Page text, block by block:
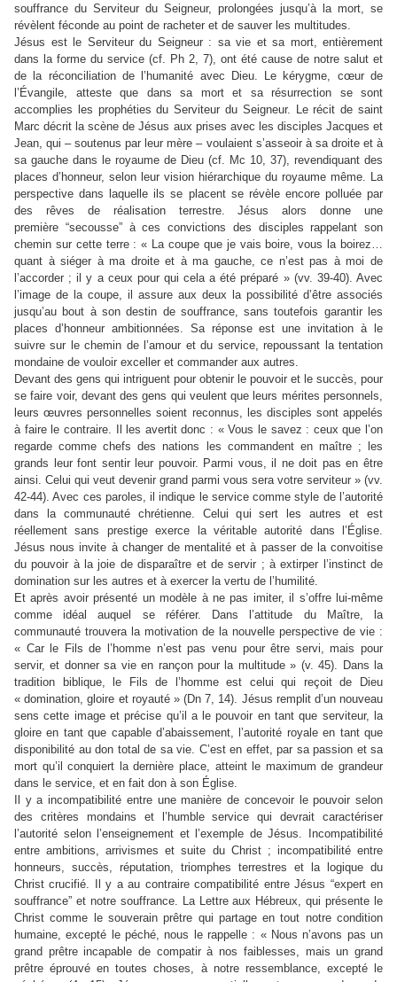
souffrance du Serviteur du Seigneur, prolongées jusqu’à la mort, se
révèlent féconde au point de racheter et de sauver les multitudes.
Jésus est le Serviteur du Seigneur : sa vie et sa mort, entièrement
dans la forme du service (cf. Ph 2, 7), ont été cause de notre salut et
de la réconciliation de l’humanité avec Dieu. Le kérygme, cœur de
l’Évangile, atteste que dans sa mort et sa résurrection se sont
accomplies les prophéties du Serviteur du Seigneur. Le récit de saint
Marc décrit la scène de Jésus aux prises avec les disciples Jacques et
Jean, qui – soutenus par leur mère – voulaient s’asseoir à sa droite et à
sa gauche dans le royaume de Dieu (cf. Mc 10, 37), revendiquant des
places d’honneur, selon leur vision hiérarchique du royaume même. La
perspective dans laquelle ils se placent se révèle encore polluée par
des rêves de réalisation terrestre. Jésus alors donne une
première “secousse” à ces convictions des disciples rappelant son
chemin sur cette terre : « La coupe que je vais boire, vous la boirez…
quant à siéger à ma droite et à ma gauche, ce n’est pas à moi de
l’accorder ; il y a ceux pour qui cela a été préparé » (vv. 39-40). Avec
l’image de la coupe, il assure aux deux la possibilité d’être associés
jusqu’au bout à son destin de souffrance, sans toutefois garantir les
places d’honneur ambitionnées. Sa réponse est une invitation à le
suivre sur le chemin de l’amour et du service, repoussant la tentation
mondaine de vouloir exceller et commander aux autres.
Devant des gens qui intriguent pour obtenir le pouvoir et le succès, pour
se faire voir, devant des gens qui veulent que leurs mérites personnels,
leurs œuvres personnelles soient reconnus, les disciples sont appelés
à faire le contraire. Il les avertit donc : « Vous le savez : ceux que l’on
regarde comme chefs des nations les commandent en maître ; les
grands leur font sentir leur pouvoir. Parmi vous, il ne doit pas en être
ainsi. Celui qui veut devenir grand parmi vous sera votre serviteur » (vv.
42-44). Avec ces paroles, il indique le service comme style de l’autorité
dans la communauté chrétienne. Celui qui sert les autres et est
réellement sans prestige exerce la véritable autorité dans l’Église.
Jésus nous invite à changer de mentalité et à passer de la convoitise
du pouvoir à la joie de disparaître et de servir ; à extirper l’instinct de
domination sur les autres et à exercer la vertu de l’humilité.
Et après avoir présenté un modèle à ne pas imiter, il s’offre lui-même
comme idéal auquel se référer. Dans l’attitude du Maître, la
communauté trouvera la motivation de la nouvelle perspective de vie :
« Car le Fils de l’homme n’est pas venu pour être servi, mais pour
servir, et donner sa vie en rançon pour la multitude » (v. 45). Dans la
tradition biblique, le Fils de l’homme est celui qui reçoit de Dieu
« domination, gloire et royauté » (Dn 7, 14). Jésus remplit d’un nouveau
sens cette image et précise qu’il a le pouvoir en tant que serviteur, la
gloire en tant que capable d’abaissement, l’autorité royale en tant que
disponibilité au don total de sa vie. C’est en effet, par sa passion et sa
mort qu’il conquiert la dernière place, atteint le maximum de grandeur
dans le service, et en fait don à son Église.
Il y a incompatibilité entre une manière de concevoir le pouvoir selon
des critères mondains et l’humble service qui devrait caractériser
l’autorité selon l’enseignement et l’exemple de Jésus. Incompatibilité
entre ambitions, arrivismes et suite du Christ ; incompatibilité entre
honneurs, succès, réputation, triomphes terrestres et la logique du
Christ crucifié. Il y a au contraire compatibilité entre Jésus “expert en
souffrance” et notre souffrance. La Lettre aux Hébreux, qui présente le
Christ comme le souverain prêtre qui partage en tout notre condition
humaine, excepté le péché, nous le rappelle : « Nous n’avons pas un
grand prêtre incapable de compatir à nos faiblesses, mais un grand
prêtre éprouvé en toutes choses, à notre ressemblance, excepté le